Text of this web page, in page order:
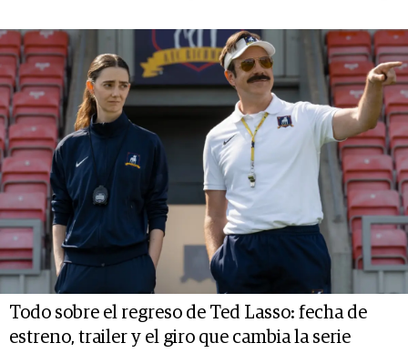
Todo sobre el regreso de Ted Lasso: fecha de
estreno, trailer y el giro que cambia la serie